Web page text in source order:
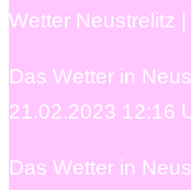
Wetter Neustrelitz
Das Wetter in
21.02.2023 12:16
Das Wetter in